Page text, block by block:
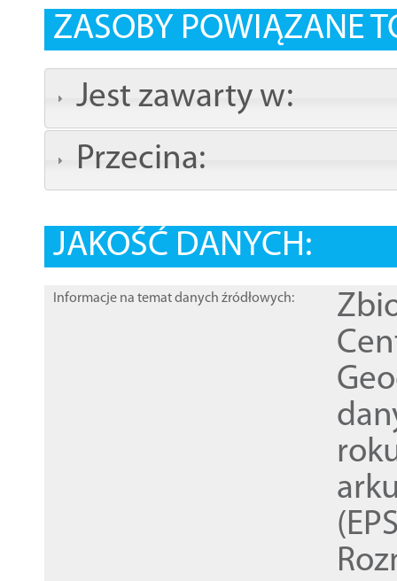
ZASOBY POWIĄZANE
Jest zawarty w:
Przecina:
JAKOŚĆ DANYCH:
Informacje na temat danych źródłowych: